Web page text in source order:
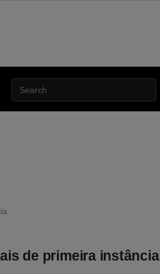
de primeira instância